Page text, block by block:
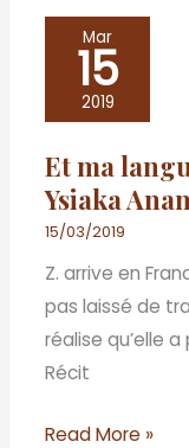
Mar
15
2019
Et ma
Ysiaka
15/03/2019
Z. arrive en
pas laissé de
réalise qu’elle
Récit
langue
mit
à
danser
–
Ysiaka
Anam
Read More »